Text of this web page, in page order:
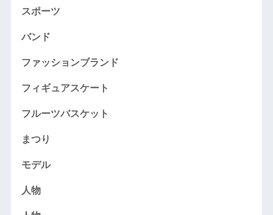
スポーツ
バンド
ファッションブランド
フィギュアスケート
フルーツバスケット
まつり
モデル
人物